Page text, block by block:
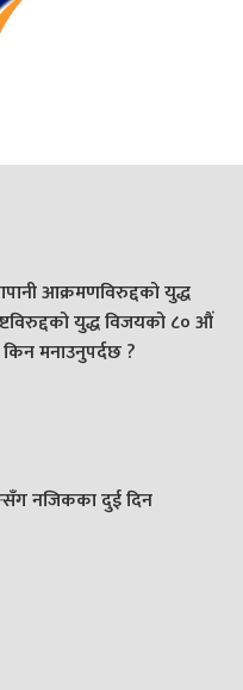
आक्रमणविरुद्दको युद्ध
युद्ध विजयको ८० औं
किन मनाउनुपर्दछ ?
नजिकका दुई दिन